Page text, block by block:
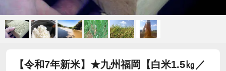
【令和7年新米】★九州福岡【白米1.5㎏／